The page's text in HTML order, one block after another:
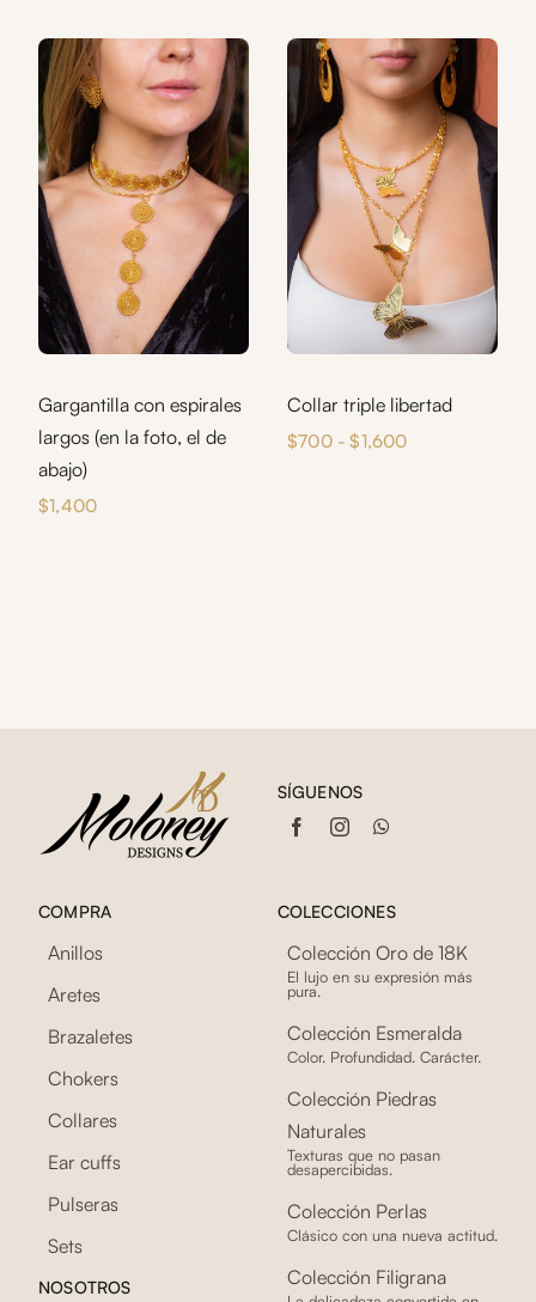
Gargantilla con espirales
largos (en la foto, el de
abajo)
$1,400
Collar triple libertad
$700 - $1,600Rango
COMPRA
Anillos
Aretes
Brazaletes
Chokers
Collares
Ear cuffs
Pulseras
Sets
NOSOTROS
COLECCIONES
Colección Oro de 18K
El lujo en su expresión más
pura.
Colección Esmeralda
Color. Profundidad. Carácter.
Colección Piedras
Naturales
Texturas que no pasan
desapercibidas.
Colección Perlas
Clásico con una nueva actitud.
Colección Filigrana
SÍGUENOS